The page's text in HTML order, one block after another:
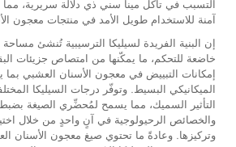
التسبب في تآكل مينا سني ذي دلالة سريرية،
آمنة للاستخدام طويل الأمد في منتجات معجون
إن البنية الفريدة لسيليكا الترسيبية تُنشئ
خاضعة للتحكم، ما يمكّنها من امتصاص جزيئات البقع
إمكانات التبييض في معجون الأسنان العشبي بما
الميكانيكي البسيط. وتوفّر درجات السيليكا
التأثير السميك، مما يسمح لمُحضِّري الصيغة
والخصائص الرحيولوجية في آنٍ واحدٍ من خلال
وتركيزها. وعادةً ما تحتوي صيغ معجون الأسنان